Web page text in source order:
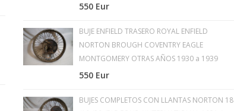
550 Eur
BUJE ENFIELD TRASERO ROYAL ENFIELD
NORTON BROUGH COVENTRY EAGLE
MONTGOMERY OTRAS AÑOS 1930 a 1939
550 Eur
BUJES COMPLETOS CON LLANTAS NORTON 18